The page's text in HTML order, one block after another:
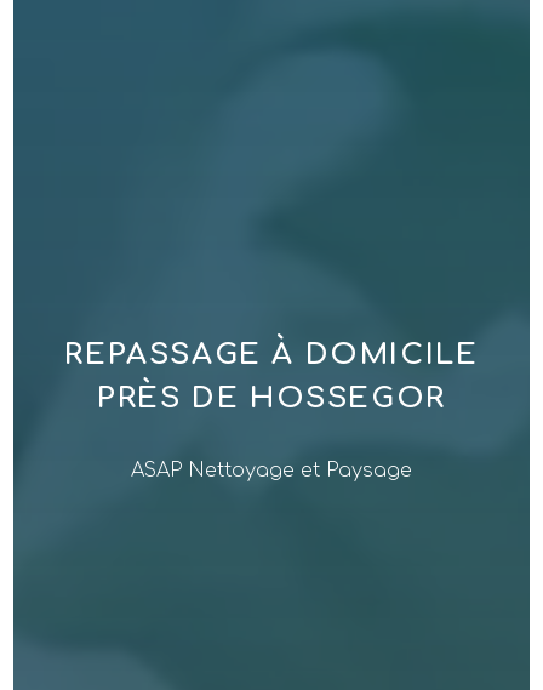
REPASSAGE À DOMICILE
PRÈS DE HOSSEGOR
ASAP Nettoyage et Paysage